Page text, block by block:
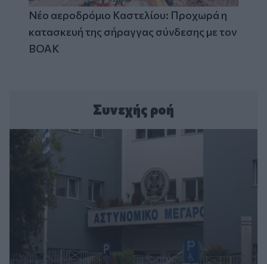
Νέο αεροδρόμιο Καστελίου: Προχωρά η
κατασκευή της σήραγγας σύνδεσης με τον
ΒΟΑΚ
Συνεχής ροή